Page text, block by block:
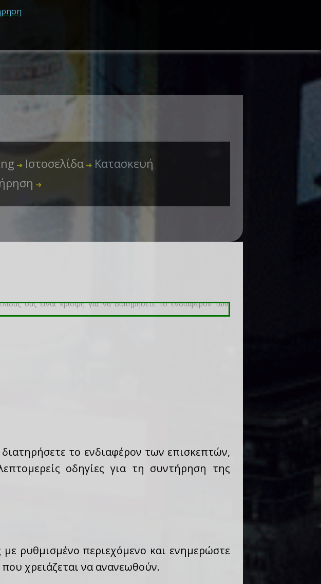
➜ Ιστοσελίδα ➜ Κατασκευή
➜
το ενδιαφέρον των επισκεπτών,
οδηγίες για τη συντήρηση της
με ρυθμισμένο περιεχόμενο και ενημερώστε
χρειάζεται να ανανεωθούν.